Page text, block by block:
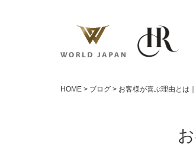
HOME > ブログ > お客様が喜ぶ理由とは